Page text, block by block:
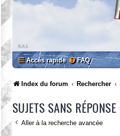
Accès rapide FAQ
Index du forum Rechercher
SUJETS SANS RÉPONSE
Aller à la recherche avancée